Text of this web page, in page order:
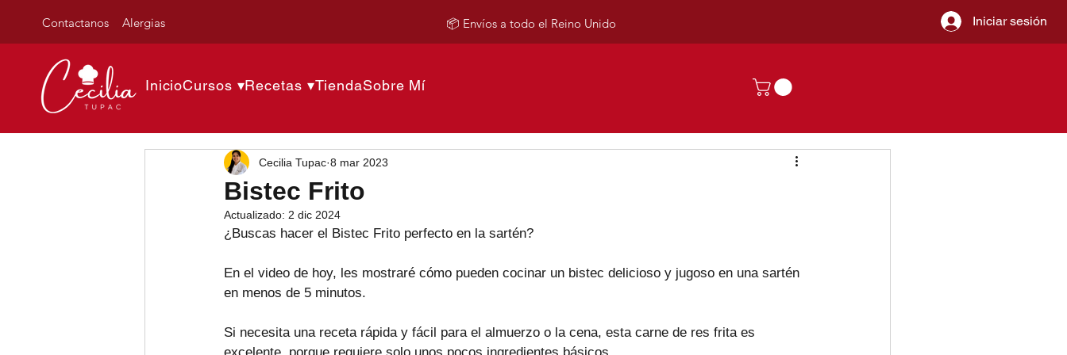
Contactanos Alergias 📦 Envíos a todo el Reino Unido Iniciar sesión
InicioCursos ▾Recetas ▾TiendaSobre Mí
Bistec Frito
Cecilia Tupac 8 mar 2023
Actualizado: 2 dic 2024
¿Buscas hacer el Bistec Frito perfecto en la sartén?
En el video de hoy, les mostraré cómo pueden cocinar un bistec delicioso y jugoso en una sartén
en menos de 5 minutos.
Si necesita una receta rápida y fácil para el almuerzo o la cena, esta carne de res frita es